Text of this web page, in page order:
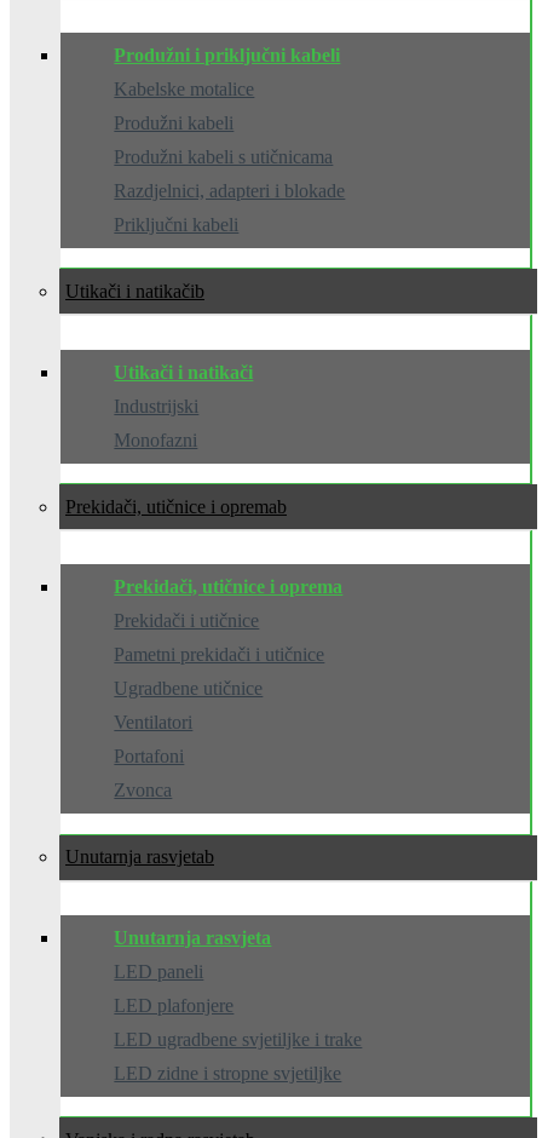
Produžni i priključni kabeli
Kabelske motalice
Produžni kabeli
Produžni kabeli s utičnicama
Razdjelnici, adapteri i blokade
Priključni kabeli
Utikači i natikači
Utikači i natikači
Industrijski
Monofazni
Prekidači, utičnice i oprema
Prekidači, utičnice i oprema
Prekidači i utičnice
Pametni prekidači i utičnice
Ugradbene utičnice
Ventilatori
Portafoni
Zvonca
Unutarnja rasvjeta
Unutarnja rasvjeta
LED paneli
LED plafonjere
LED ugradbene svjetiljke i trake
LED zidne i stropne svjetiljke